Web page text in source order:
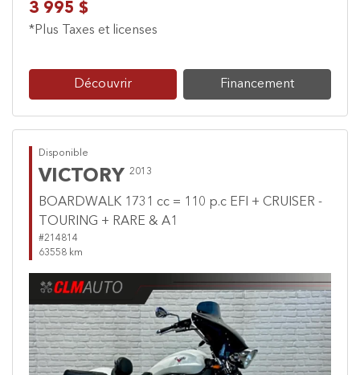
3 995 $
*Plus Taxes et licenses
Découvrir Financement
Disponible
VICTORY 2013
BOARDWALK 1731 cc = 110 p.c EFI + CRUISER -
TOURING + RARE & A1
#214814
63558 km